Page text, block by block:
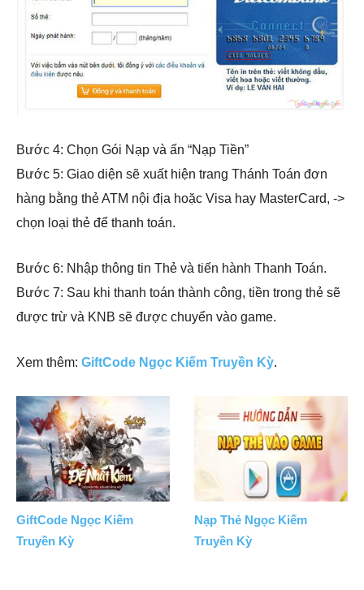
Bước 4: Chọn Gói Nạp và ấn “Nạp Tiền”
Bước 5: Giao diện sẽ xuất hiện trang Thánh Toán đơn
hàng bằng thẻ ATM nội địa hoặc Visa hay MasterCard, ->
chọn loại thẻ để thanh toán.
Bước 6: Nhập thông tin Thẻ và tiến hành Thanh Toán.
Bước 7: Sau khi thanh toán thành công, tiền trong thẻ sẽ
được trừ và KNB sẽ được chuyển vào game.
Xem thêm: GiftCode Ngọc Kiếm Truyền Kỳ.
GiftCode Ngọc Kiếm
Truyền Kỳ
Nạp Thẻ Ngọc Kiếm
Truyền Kỳ